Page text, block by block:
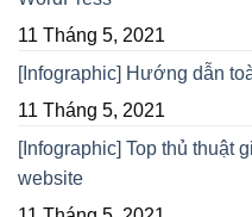
11 Tháng 5, 2021
[Infographic] Hướng dẫn
11 Tháng 5, 2021
[Infographic] Top thủ thuật
website